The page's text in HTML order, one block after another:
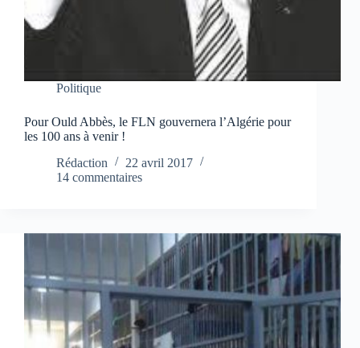
Politique
Pour Ould Abbès, le FLN gouvernera l’Algérie pour
les 100 ans à venir !
Rédaction
22 avril 2017
14 commentaires